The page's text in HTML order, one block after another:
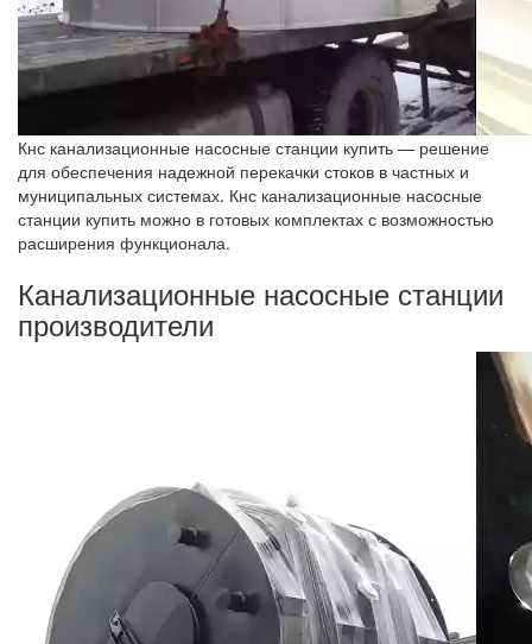
Кнс канализационные насосные станции купить — решение
для обеспечения надежной перекачки стоков в частных и
муниципальных системах. Кнс канализационные насосные
станции купить можно в готовых комплектах с возможностью
расширения функционала.
Канализационные насосные станции
производители